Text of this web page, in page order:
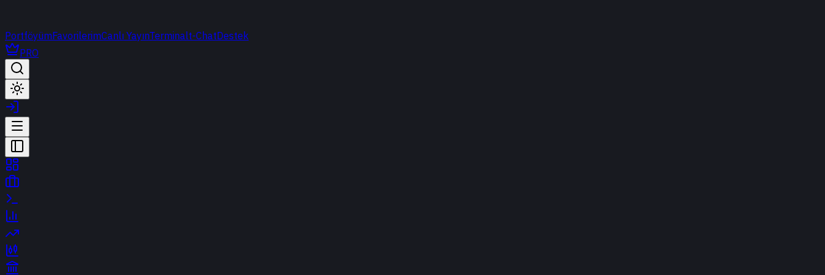
PortföyümFavorilerimCanlı YayınTerminalt-ChatDestek
PRO